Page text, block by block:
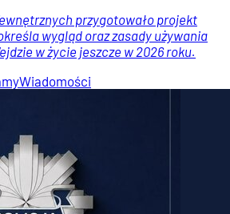
przygotowało projekt
wygląd oraz zasady używania
w życie jeszcze w 2026 roku.
Wiadomości